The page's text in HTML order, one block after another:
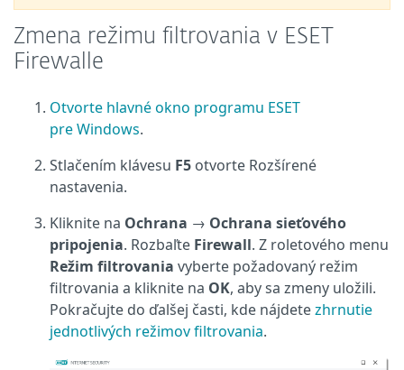
Zmena režimu filtrovania v ESET
Firewalle
Otvorte hlavné okno programu ESET
pre Windows.
Stlačením klávesu F5 otvorte Rozšírené
nastavenia.
Kliknite na Ochrana → Ochrana sieťového
pripojenia. Rozbaľte Firewall. Z roletového menu
Režim filtrovania vyberte požadovaný režim
filtrovania a kliknite na OK, aby sa zmeny uložili.
Pokračujte do ďalšej časti, kde nájdetezhrnutie
jednotlivých režimov filtrovania.